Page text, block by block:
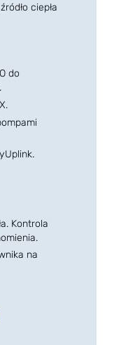
ciepła
do
Kontrola
na